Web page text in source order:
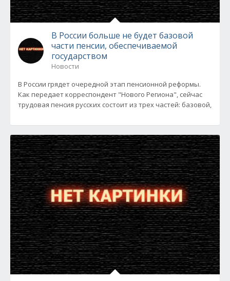
В России больше не будет базовой
части пенсии, обеспечиваемой
государством
Новости
В России грядет очередной этап пенсионной реформы.
Как передает корреспондент "Нового Региона", сейчас
трудовая пенсия русских состоит из трех частей: базовой,